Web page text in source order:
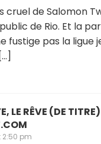
cruel de Salomon
de Rio. Et la
fustige pas la ligue
LE RÊVE (DE
2:50 pm